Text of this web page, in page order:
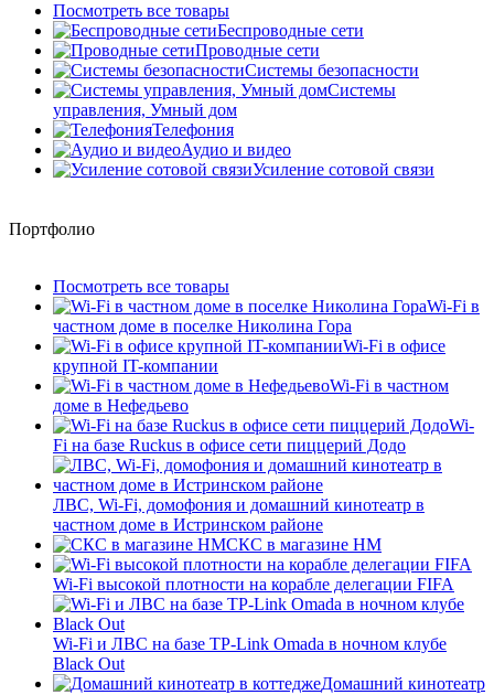
Посмотреть все товары
Беспроводные сети
Проводные сети
Системы безопасности
Системы
управления, Умный дом
Телефония
Аудио и видео
Усиление сотовой связи
Портфолио
Посмотреть все товары
Wi-Fi в
частном доме в поселке Николина Гора
Wi-Fi в офисе
крупной IT-компании
Wi-Fi в частном
доме в Нефедьево
Wi-
Fi на базе Ruckus в офисе сети пиццерий Додо
ЛВС, Wi-Fi, домофония и домашний кинотеатр в
частном доме в Истринском районе
СКС в магазине HM
Wi-Fi высокой плотности на корабле делегации FIFA
Wi-Fi и ЛВС на базе TP-Link Omada в ночном клубе
Black Out
Домашний кинотеатр